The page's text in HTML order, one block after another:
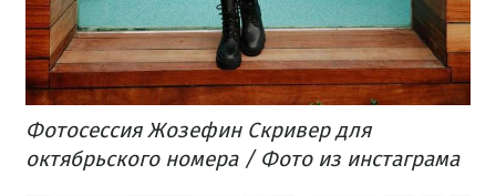
Фотосессия Жозефин Скривер для
октябрьского номера / Фото из инстаграма